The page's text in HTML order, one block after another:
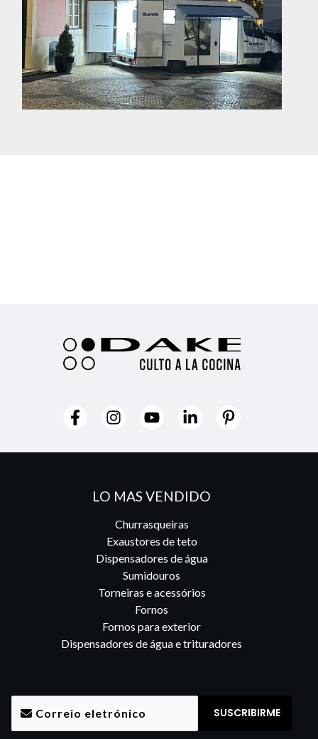
LO MAS VENDIDO
Churrasqueiras
Exaustores de teto
Dispensadores de água
Sumidouros
Torneiras e acessórios
Fornos
Fornos para exterior
Dispensadores de água e trituradores